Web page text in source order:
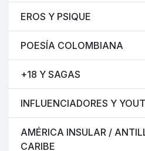
EROS Y PSIQUE
POESÍA COLOMBIANA
+18 Y SAGAS
INFLUENCIADORES Y
AMÉRICA INSULAR /
CARIBE